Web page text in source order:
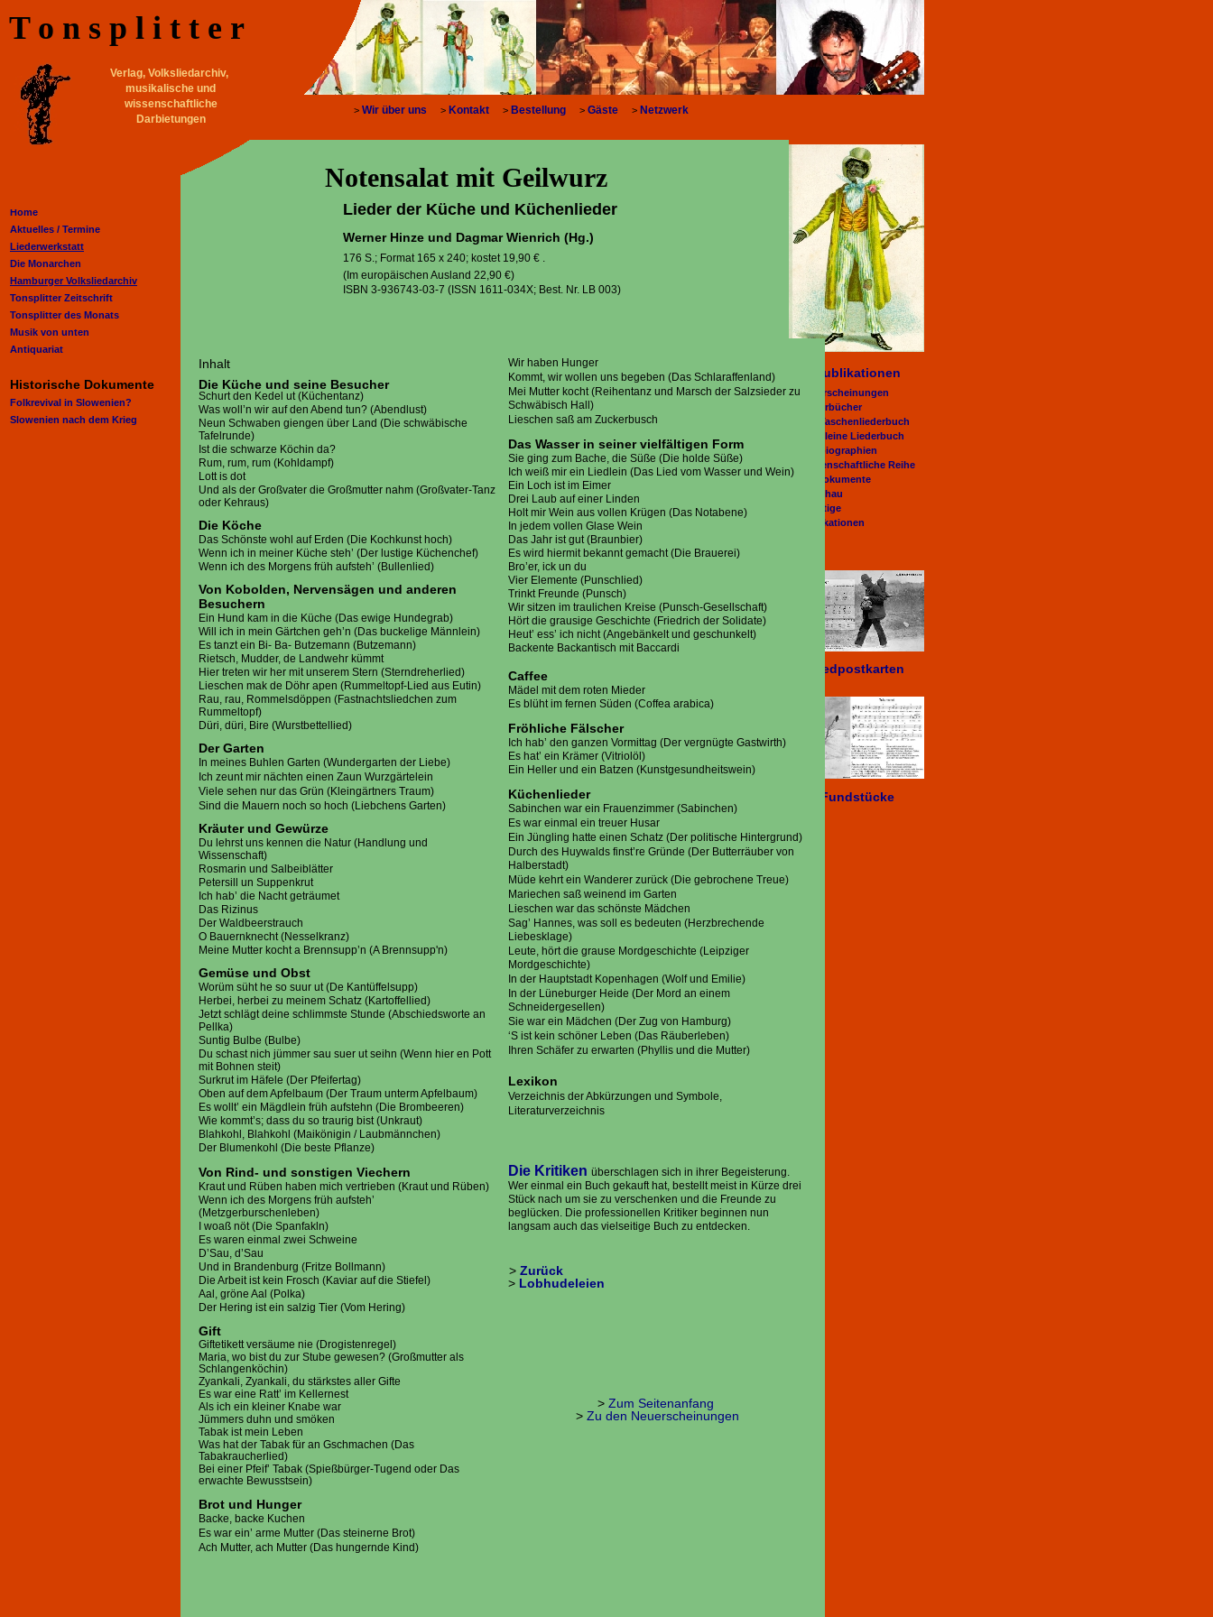
Home
Aktuelles / Termine
Liederwerkstatt
Die Monarchen
Hamburger Volksliedarchiv
Tonsplitter Zeitschrift
Tonsplitter des Monats
Musik von unten
Antiquariat
Historische Dokumente
Folkrevival in Slowenien?
Slowenien nach dem Krieg
Notensalat mit Geilwurz
Lieder der Küche und Küchenlieder
Werner Hinze und Dagmar Wienrich (Hg.)
176 S.; Format 165 x 240; kostet 19,90 € .
(Im europäischen Ausland 22,90 €)
ISBN 3-936743-03-7 (ISSN 1611-034X; Best. Nr. LB 003)
Publikationen
Neuerscheinungen
Liederbücher
Das Taschenliederbuch
Das kleine Liederbuch
Liedbiographien
Wissenschaftliche Reihe
Zeitdokumente
Vorschau
Sonstige
Publikationen
Liedpostkarten
Fundstücke
Inhalt
Die Küche und seine Besucher
Schurt den Kedel ut (Küchentanz)
Was woll’n wir auf den Abend tun? (Abendlust)
Neun Schwaben giengen über Land (Die schwäbische
Tafelrunde)
Ist die schwarze Köchin da?
Rum, rum, rum (Kohldampf)
Lott is dot
Und als der Großvater die Großmutter nahm (Großvater-Tanz
oder Kehraus)
Die Köche
Das Schönste wohl auf Erden (Die Kochkunst hoch)
Wenn ich in meiner Küche steh’ (Der lustige Küchenchef)
Wenn ich des Morgens früh aufsteh’ (Bullenlied)
Von Kobolden, Nervensägen und anderen
Besuchern
Ein Hund kam in die Küche (Das ewige Hundegrab)
Will ich in mein Gärtchen geh’n (Das buckelige Männlein)
Es tanzt ein Bi- Ba- Butzemann (Butzemann)
Rietsch, Mudder, de Landwehr kümmt
Hier treten wir her mit unserem Stern (Sterndreherlied)
Lieschen mak de Döhr apen (Rummeltopf-Lied aus Eutin)
Rau, rau, Rommelsdöppen (Fastnachtsliedchen zum
Rummeltopf)
Düri, düri, Bire (Wurstbettellied)
Der Garten
In meines Buhlen Garten (Wundergarten der Liebe)
Ich zeunt mir nächten einen Zaun Wurzgärtelein
Viele sehen nur das Grün (Kleingärtners Traum)
Sind die Mauern noch so hoch (Liebchens Garten)
Kräuter und Gewürze
Du lehrst uns kennen die Natur (Handlung und
Wissenschaft)
Rosmarin und Salbeiblätter
Petersill un Suppenkrut
Ich hab’ die Nacht geträumet
Das Rizinus
Der Waldbeerstrauch
O Bauernknecht (Nesselkranz)
Meine Mutter kocht a Brennsupp’n (A Brennsupp'n)
Gemüse und Obst
Worüm süht he so suur ut (De Kantüffelsupp)
Herbei, herbei zu meinem Schatz (Kartoffellied)
Jetzt schlägt deine schlimmste Stunde (Abschiedsworte an
Pellka)
Suntig Bulbe (Bulbe)
Du schast nich jümmer sau suer ut seihn (Wenn hier en Pott
mit Bohnen steit)
Surkrut im Häfele (Der Pfeifertag)
Oben auf dem Apfelbaum (Der Traum unterm Apfelbaum)
Es wollt’ ein Mägdlein früh aufstehn (Die Brombeeren)
Wie kommt’s; dass du so traurig bist (Unkraut)
Blahkohl, Blahkohl (Maikönigin / Laubmännchen)
Der Blumenkohl (Die beste Pflanze)
Von Rind- und sonstigen Viechern
Kraut und Rüben haben mich vertrieben (Kraut und Rüben)
Wenn ich des Morgens früh aufsteh’
(Metzgerburschenleben)
I woaß nöt (Die Spanfakln)
Es waren einmal zwei Schweine
D’Sau, d’Sau
Und in Brandenburg (Fritze Bollmann)
Die Arbeit ist kein Frosch (Kaviar auf die Stiefel)
Aal, gröne Aal (Polka)
Der Hering ist ein salzig Tier (Vom Hering)
Gift
Giftetikett versäume nie (Drogistenregel)
Maria, wo bist du zur Stube gewesen? (Großmutter als
Schlangenköchin)
Zyankali, Zyankali, du stärkstes aller Gifte
Es war eine Ratt’ im Kellernest
Als ich ein kleiner Knabe war
Jümmers duhn und smöken
Tabak ist mein Leben
Was hat der Tabak für an Gschmachen (Das
Tabakraucherlied)
Bei einer Pfeif’ Tabak (Spießbürger-Tugend oder Das
erwachte Bewusstsein)
Brot und Hunger
Backe, backe Kuchen
Es war ein’ arme Mutter (Das steinerne Brot)
Ach Mutter, ach Mutter (Das hungernde Kind)
Wir haben Hunger
Kommt, wir wollen uns begeben (Das Schlaraffenland)
Mei Mutter kocht (Reihentanz und Marsch der Salzsieder zu
Schwäbisch Hall)
Lieschen saß am Zuckerbusch
Das Wasser in seiner vielfältigen Form
Sie ging zum Bache, die Süße (Die holde Süße)
Ich weiß mir ein Liedlein (Das Lied vom Wasser und Wein)
Ein Loch ist im Eimer
Drei Laub auf einer Linden
Holt mir Wein aus vollen Krügen (Das Notabene)
In jedem vollen Glase Wein
Das Jahr ist gut (Braunbier)
Es wird hiermit bekannt gemacht (Die Brauerei)
Bro’er, ick un du
Vier Elemente (Punschlied)
Trinkt Freunde (Punsch)
Wir sitzen im traulichen Kreise (Punsch-Gesellschaft)
Hört die grausige Geschichte (Friedrich der Solidate)
Heut’ ess’ ich nicht (Angebänkelt und geschunkelt)
Backente Backantisch mit Baccardi
Caffee
Mädel mit dem roten Mieder
Es blüht im fernen Süden (Coffea arabica)
Fröhliche Fälscher
Ich hab’ den ganzen Vormittag (Der vergnügte Gastwirth)
Es hat’ ein Krämer (Vitriolöl)
Ein Heller und ein Batzen (Kunstgesundheitswein)
Küchenlieder
Sabinchen war ein Frauenzimmer (Sabinchen)
Es war einmal ein treuer Husar
Ein Jüngling hatte einen Schatz (Der politische Hintergrund)
Durch des Huywalds finst’re Gründe (Der Butterräuber von
Halberstadt)
Müde kehrt ein Wanderer zurück (Die gebrochene Treue)
Mariechen saß weinend im Garten
Lieschen war das schönste Mädchen
Sag’ Hannes, was soll es bedeuten (Herzbrechende
Liebesklage)
Leute, hört die grause Mordgeschichte (Leipziger
Mordgeschichte)
In der Hauptstadt Kopenhagen (Wolf und Emilie)
In der Lüneburger Heide (Der Mord an einem
Schneidergesellen)
Sie war ein Mädchen (Der Zug von Hamburg)
‘S ist kein schöner Leben (Das Räuberleben)
Ihren Schäfer zu erwarten (Phyllis und die Mutter)
Lexikon
Verzeichnis der Abkürzungen und Symbole,
Literaturverzeichnis
Die Kritiken überschlagen sich in ihrer Begeisterung.
Wer einmal ein Buch gekauft hat, bestellt meist in Kürze drei
Stück nach um sie zu verschenken und die Freunde zu
beglücken. Die professionellen Kritiker beginnen nun
langsam auch das vielseitige Buch zu entdecken.
> Zurück
> Lobhudeleien
> Zum Seitenanfang
> Zu den Neuerscheinungen
> Wir über uns > Kontakt > Bestellung > Gäste > Netzwerk
T o n s p l i t t e r
Verlag, Volksliedarchiv,
musikalische und
wissenschaftliche
Darbietungen